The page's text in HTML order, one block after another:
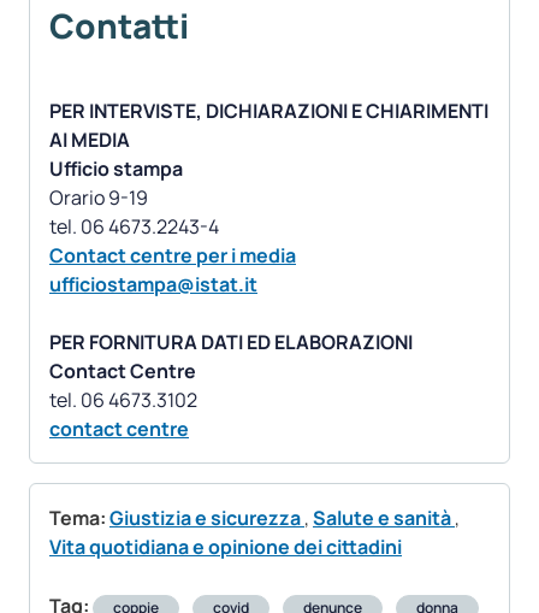
Contatti
PER INTERVISTE, DICHIARAZIONI E CHIARIMENTI
AI MEDIA
Ufficio stampa
Orario 9-19
Contact centre per i media
ufficiostampa@istat.it
PER FORNITURA DATI ED ELABORAZIONI
Contact Centre
contact centre
Tema:Giustizia e sicurezza,Salute e sanità,
Vita quotidiana e opinione dei cittadini
Tag: coppie covid denunce
donna